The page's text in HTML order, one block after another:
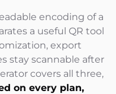
encoding of a
a useful QR tool
export
stay scannable after
covers all three,
on every plan,